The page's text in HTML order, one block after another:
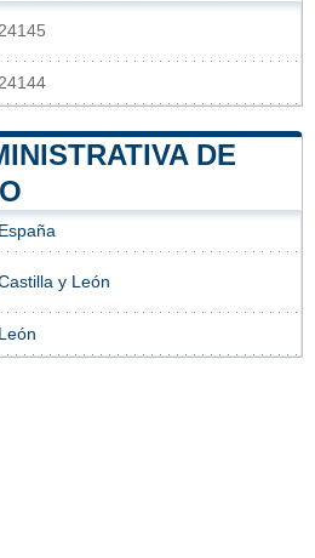
24145
24144
DE
España
y León
León